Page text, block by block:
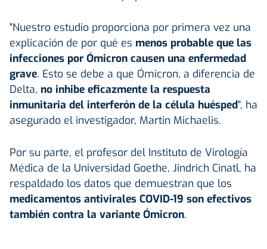
"Nuestro estudio proporciona por primera vez una
explicación de por qué es menos probable que las
infecciones por Ómicron causen una enfermedad
grave. Esto se debe a que Ómicron, a diferencia de
Delta, no inhibe eficazmente la respuesta
inmunitaria del interferón de la célula huésped", ha
asegurado el investigador, Martin Michaelis.
Por su parte, el profesor del Instituto de Virología
Médica de la Universidad Goethe, Jindrich Cinatl, ha
respaldado los datos que demuestran que los
medicamentos antivirales COVID-19 son efectivos
también contra la variante Ómicron.